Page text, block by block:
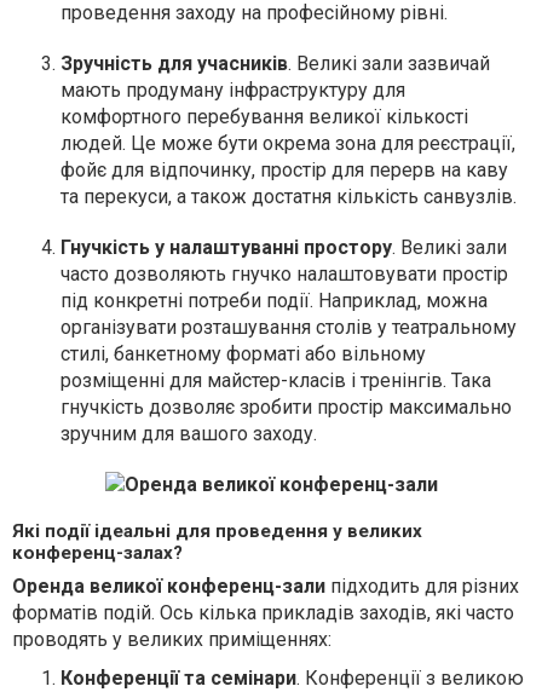
проведення заходу на професійному рівні.
Зручність для учасників. Великі зали зазвичай
мають продуману інфраструктуру для
комфортного перебування великої кількості
людей. Це може бути окрема зона для реєстрації,
фойє для відпочинку, простір для перерв на каву
та перекуси, а також достатня кількість санвузлів.
Гнучкість у налаштуванні простору. Великі зали
часто дозволяють гнучко налаштовувати простір
під конкретні потреби події. Наприклад, можна
організувати розташування столів у театральному
стилі, банкетному форматі або вільному
розміщенні для майстер-класів і тренінгів. Така
гнучкість дозволяє зробити простір максимально
зручним для вашого заходу.
Які події ідеальні для проведення у великих
конференц-залах?
Оренда великої конференц-зали підходить для різних
форматів подій. Ось кілька прикладів заходів, які часто
проводять у великих приміщеннях:
Конференції та семінари. Конференції з великою